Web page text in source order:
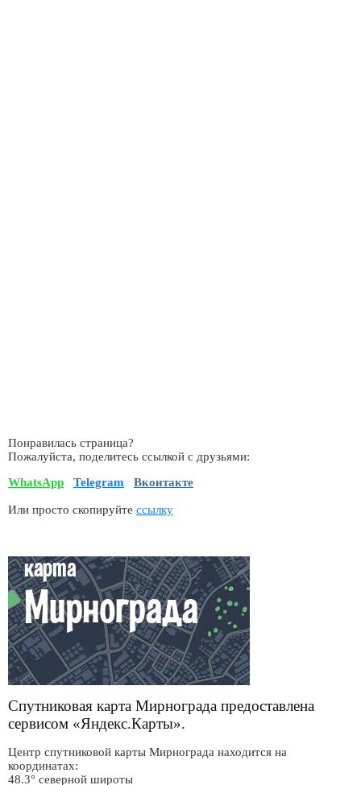
Понравилась страница?
Пожалуйста, поделитесь ссылкой с друзьями:
WhatsApp
Telegram Вконтакте
Или просто скопируйте ссылку
Спутниковая карта Мирнограда предоставлена
сервисом «Яндекс.Карты».
Центр спутниковой карты Мирнограда находится на
координатах:
48.3° северной широты